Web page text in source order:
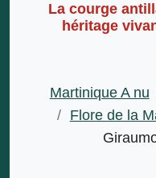
La courge antillaise aux mille saveurs,
héritage
Martinique A nu
/
Flore de la